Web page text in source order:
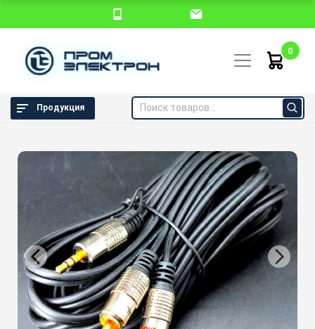
0
Продукция